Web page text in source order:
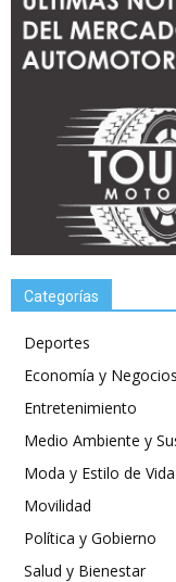
Categorías
Deportes
Economía y Negocios
Entretenimiento
Medio Ambiente y
Moda y Estilo de Vida
Movilidad
Política y Gobierno
Salud y Bienestar